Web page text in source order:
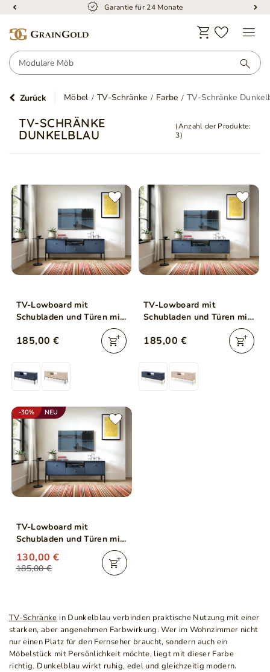
Garantie für 24 Monate
Zurück Möbel TV-Schränke Farbe TV-Schränke
TV-SCHRÄNKE
DUNKELBLAU
(Anzahl der Produkte:
3)
TV-Lowboard mit
Schubladen und Türen mit
Schwarz Metallbeinen
Amor Marineblau
185,00 €
TV-Lowboard mit
Schubladen und Türen mit
Golden Metallbeinen Amor
Marineblau
185,00 €
-30% NEU
TV-Lowboard mit
Schubladen und Türen mit
Schwarz Metallbeinen
Amor Marineblau
185,00 €
130,00 €
TV-Schränke in Dunkelblau verbinden praktische Nutzung mit einer
starken, aber angenehmen Farbwirkung. Wer im Wohnzimmer nicht
nur einen Platz für den Fernseher braucht, sondern auch ein
Möbelstück mit Persönlichkeit möchte, liegt mit dieser Farbe
richtig. Dunkelblau wirkt ruhig, edel und gleichzeitig modern.